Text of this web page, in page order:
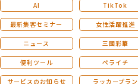
AI TikTok
最新集客セミナー 女性活躍推進
ニュース 三國彩華
便利ツール ペライチ
サービスのお知らせ ラッカープラン